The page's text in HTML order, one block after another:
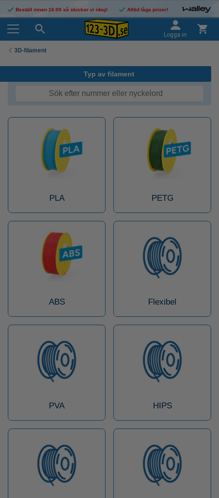
Beställ innan 16:00 så skickar vi idag! Alltid låga priser!
Logga in
3D-filament
Typ av filament
PLA PETG
ABS Flexibel
PVA HIPS